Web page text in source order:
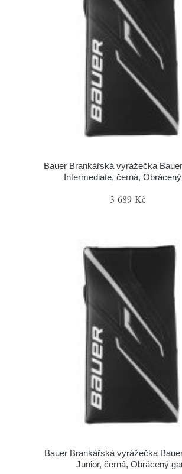
Bauer Brankářská vyrážečka
Intermediate, černá,
3 689 Kč
Bauer Brankářská vyrážečka
Junior, černá, Obrácený